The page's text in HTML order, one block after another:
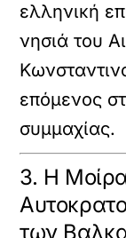
ελληνική
νησιά του
επόμενος
συμμαχίας.
3. Η
των